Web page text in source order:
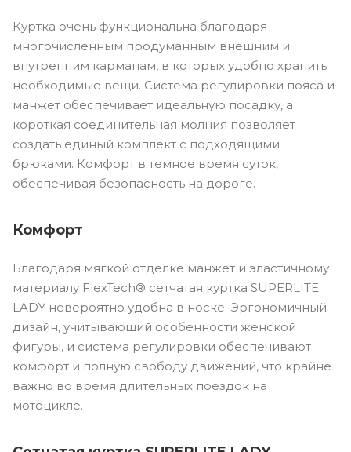
Куртка очень функциональна благодаря
многочисленным продуманным внешним и
внутренним карманам, в которых удобно хранить
необходимые вещи. Система регулировки пояса и
манжет обеспечивает идеальную посадку, а
короткая соединительная молния позволяет
создать единый комплект с подходящими
брюками. Комфорт в темное время суток,
обеспечивая безопасность на дороге.
Комфорт
Благодаря мягкой отделке манжет и эластичному
материалу FlexTech® сетчатая куртка SUPERLITE
LADY невероятно удобна в носке. Эргономичный
дизайн, учитывающий особенности женской
фигуры, и система регулировки обеспечивают
комфорт и полную свободу движений, что крайне
важно во время длительных поездок на
мотоцикле.